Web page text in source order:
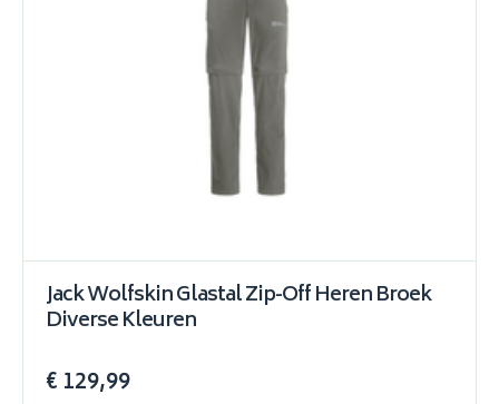
Jack Wolfskin Glastal Zip-Off Heren Broek
Diverse Kleuren
€ 129,99